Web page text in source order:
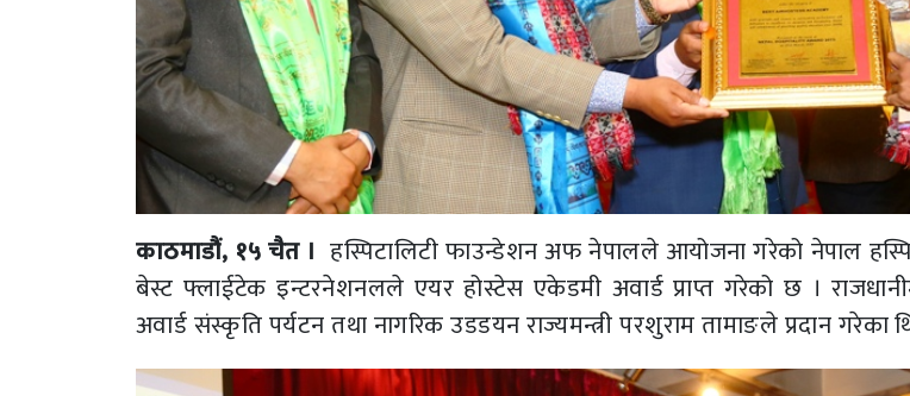
काठमाडौं, १५ चैत । हस्पिटालिटी फाउन्डेशन अफ नेपालले आयोजना गरेको नेपाल
बेस्ट फ्लाईटेक इन्टरनेशनलले एयर होस्टेस एकेडमी अवार्ड प्राप्त गरेको छ ।
अवार्ड संस्कृति पर्यटन तथा नागरिक उडडयन राज्यमन्त्री परशुराम तामाङले प्रदान गरेका